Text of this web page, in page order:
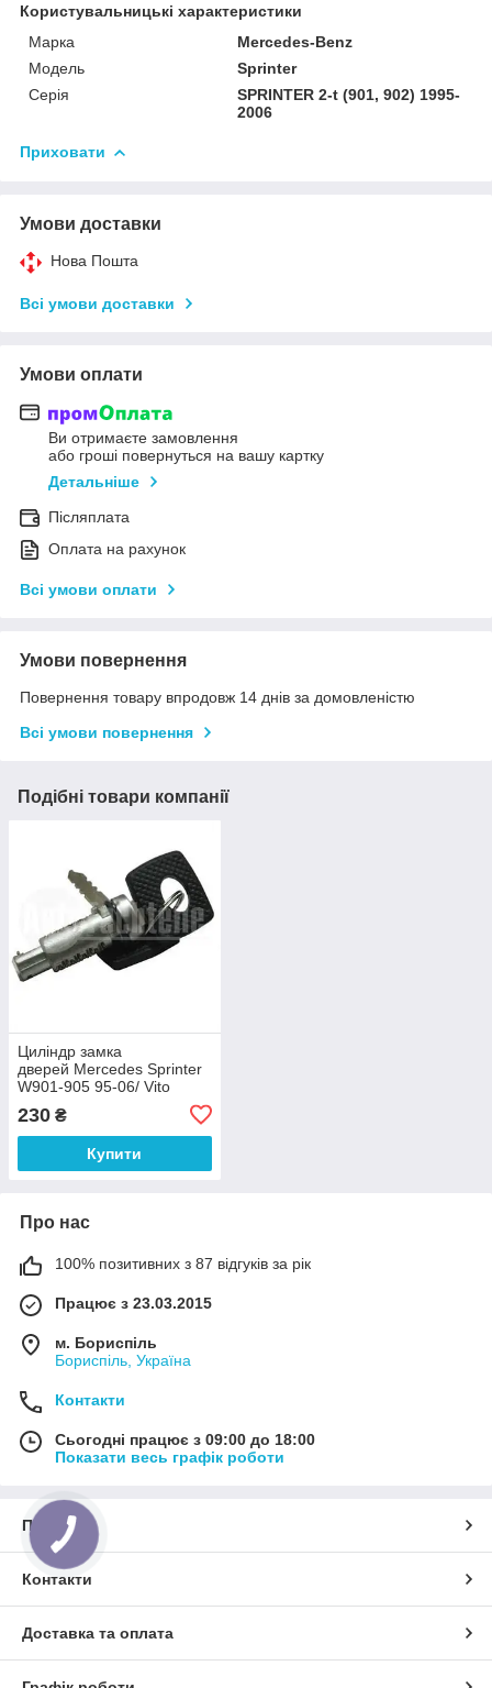
Користувальницькі характеристики
Марка
Mercedes-Benz
Модель
Sprinter
Серія
SPRINTER 2-t (901, 902) 1995-
2006
Приховати
Умови доставки
Нова Пошта
Всі умови доставки
Умови оплати
Ви отримаєте замовлення
або гроші повернуться на вашу картку
Детальніше
Післяплата
Оплата на рахунок
Всі умови оплати
Умови повернення
Повернення товару впродовж 14 днів за домовленістю
Всі умови повернення
Подібні товари компанії
Циліндр замка
дверей Mercedes Sprinter
W901-905 95-06/ Vito
W638 96-03/ VW LT 96-06
Autotechhteile 100 7602
230 ₴
Купити
Про нас
100% позитивних з 87 відгуків за рік
Працює з 23.03.2015
м. Бориспіль
Бориспіль, Україна
Контакти
Сьогодні працює з 09:00 до 18:00
Показати весь графік роботи
Про нас
Контакти
Доставка та оплата